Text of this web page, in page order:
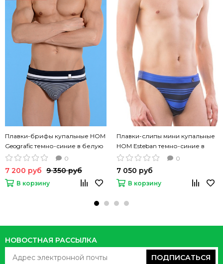
Плавки-брифы купальные HOM
Geografic темно-синие в белую
полоску
0
7 200 руб 9 350 руб
В корзину
Плавки-слипы мини купальные
HOM Esteban темно-синие в
полоску
0
7 050 руб
В корзину
НОВОСТНАЯ РАССЫЛКА
ПОДПИСАТЬСЯ